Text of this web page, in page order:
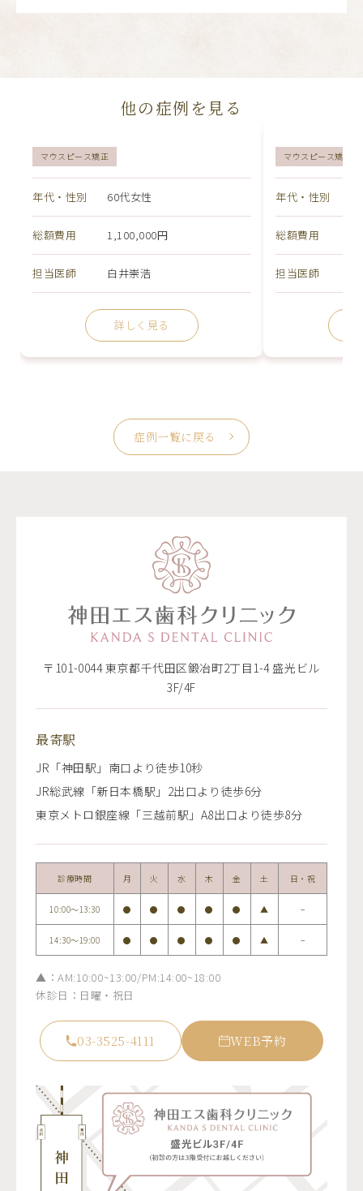
他の症例を見る
マウスピース矯正
年代・性別 60代女性
総額費用 1,100,000円
担当医師 白井崇浩
マウスピース矯正
年代・性別
総額費用
担当医師
症例一覧に戻る
〒101-0044 東京都千代田区鍛冶町2丁目1-4 盛光ビル
3F/4F
最寄駅
JR「神田駅」南口より徒歩10秒
JR総武線「新日本橋駅」2出口より徒歩6分
東京メトロ銀座線「三越前駅」A8出口より徒歩8分
診療時間 月 火 水 木 金 土 日・祝
10:00〜13:30 ● ● ● ● ● ▲ −
14:30〜19:00 ● ● ● ● ● ▲ −
▲：AM:10:00~13:00/PM:14:00~18:00
休診日：日曜・祝日
03-3525-4111 WEB予約